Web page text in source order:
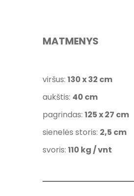
MATMENYS
viršus: 130 x 32 cm
aukštis: 40 cm
pagrindas: 125 x 27 cm
sienelės storis: 2,5 cm
svoris: 110 kg / vnt